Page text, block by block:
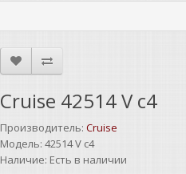
Cruise 42514 V c4
Производитель: Cruise
Модель: 42514 V c4
Наличие: Есть в наличии